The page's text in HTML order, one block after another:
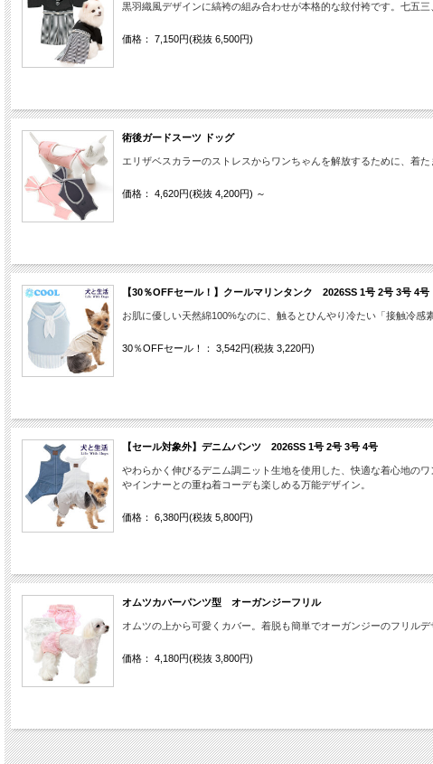
黒羽織風デザインに縞袴の組み合わせが本格的な紋付袴です。七五
価格： 7,150円(税抜 6,500円)
術後ガードスーツ ドッグ
エリザベスカラーのストレスからワンちゃんを解放するために、着
価格： 4,620円(税抜 4,200円) ～
【30％OFFセール！】クールマリンタンク 2026SS 1号 2号 3号 4号
お肌に優しい天然綿100%なのに、触るとひんやり冷たい「接触冷
30％OFFセール！： 3,542円(税抜 3,220円)
【セール対象外】デニムパンツ 2026SS 1号 2号 3号 4号
やわらかく伸びるデニム調ニット生地を使用した、快適な着心地の
やインナーとの重ね着コーデも楽しめる万能デザイン。
価格： 6,380円(税抜 5,800円)
オムツカバーパンツ型 オーガンジーフリル
オムツの上から可愛くカバー。着脱も簡単でオーガンジーのフリル
価格： 4,180円(税抜 3,800円)